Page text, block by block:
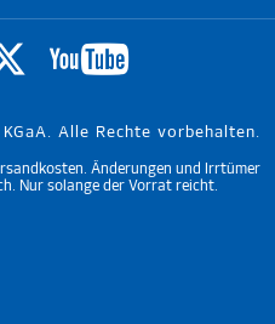
Alle Rechte vorbehalten.
Änderungen und Irrtümer
Nur solange der Vorrat reicht.